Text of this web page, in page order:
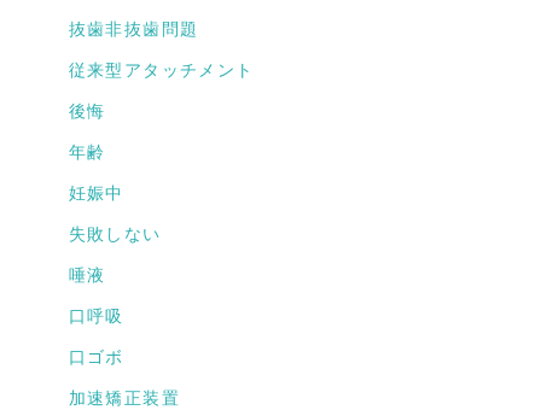
抜歯非抜歯問題
従来型アタッチメント
後悔
年齢
妊娠中
失敗しない
唾液
口呼吸
口ゴボ
加速矯正装置